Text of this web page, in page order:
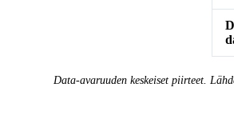
Data-avaruuden keskeiset piirteet.